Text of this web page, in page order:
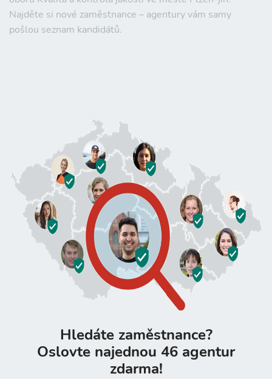
Najděte si nové zaměstnance – agentury vám samy
pošlou seznam kandidátů.
Hledáte zaměstnance?
Oslovte najednou 46 agentur
zdarma!